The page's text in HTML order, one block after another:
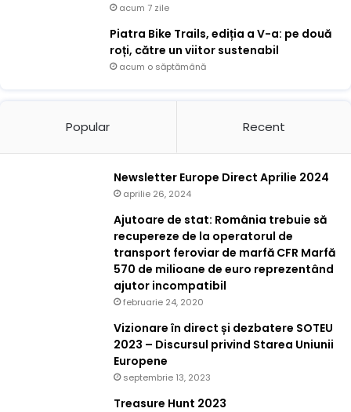
acum 7 zile
Piatra Bike Trails, ediția a V-a: pe două
roți, către un viitor sustenabil
acum o săptămână
Popular Recent
Newsletter Europe Direct Aprilie 2024
aprilie 26, 2024
Ajutoare de stat: România trebuie să
recupereze de la operatorul de
transport feroviar de marfă CFR Marfă
570 de milioane de euro reprezentând
ajutor incompatibil
februarie 24, 2020
Vizionare în direct și dezbatere SOTEU
2023 – Discursul privind Starea Uniunii
Europene
septembrie 13, 2023
Treasure Hunt 2023